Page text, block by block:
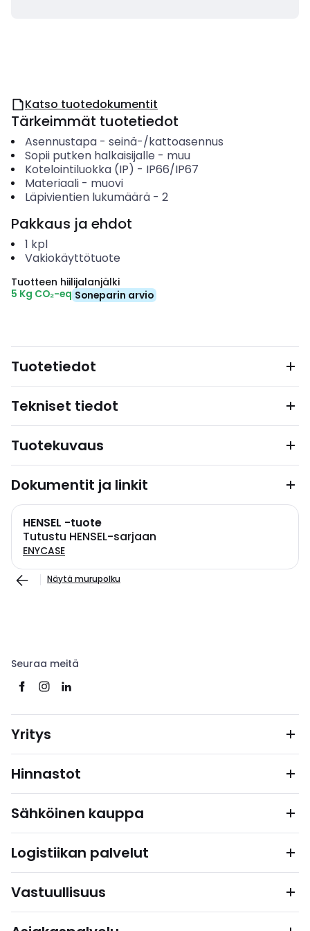
Katso tuotedokumentit
Tärkeimmät tuotetiedot
Asennustapa- seinä-/kattoasennus
Sopii putken halkaisijalle - muu
Kotelointiluokka (IP) - IP66/IP67
Materiaali- muovi
Läpivientien lukumäärä- 2
Pakkaus ja ehdot
1 kpl
Vakiokäyttötuote
Tuotteen hiilijalanjälki
5 Kg CO₂-eq Soneparin arvio
Tuotetiedot
Tekniset tiedot
Tuotekuvaus
Dokumentit ja linkit
HENSEL -tuote
Tutustu HENSEL-sarjaan
ENYCASE
Näytä murupolku
Seuraa meitä
Yritys
Hinnastot
Sähköinen kauppa
Logistiikan palvelut
Vastuullisuus